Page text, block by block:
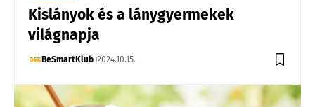
Kislányok és a lánygyermekek
világnapja
BeSmartKlub 2024.10.15.